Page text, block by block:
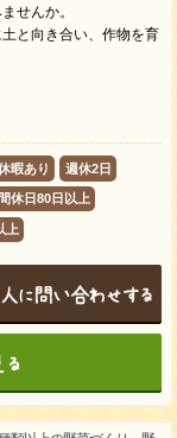
せんか。
と向き合い、作物を育
暇あり 週休2日
休日80日以上
上